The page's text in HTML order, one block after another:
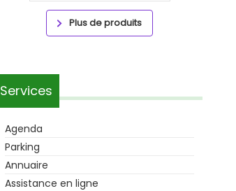
Plus de produits
Services
Agenda
Parking
Annuaire
Assistance en ligne